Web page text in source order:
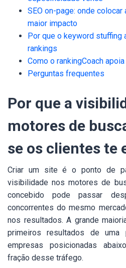
SEO on-page: onde
maior impacto
Por que o keyword stuffing
rankings
Como o rankingCoach
Perguntas frequentes
Por que a
motores de
se os clientes te
Criar um site é o ponto de
visibilidade nos motores de
concebido pode passar
concorrentes do mesmo
nos resultados. A grande
primeiros resultados de uma
empresas posicionadas
fração desse tráfego.